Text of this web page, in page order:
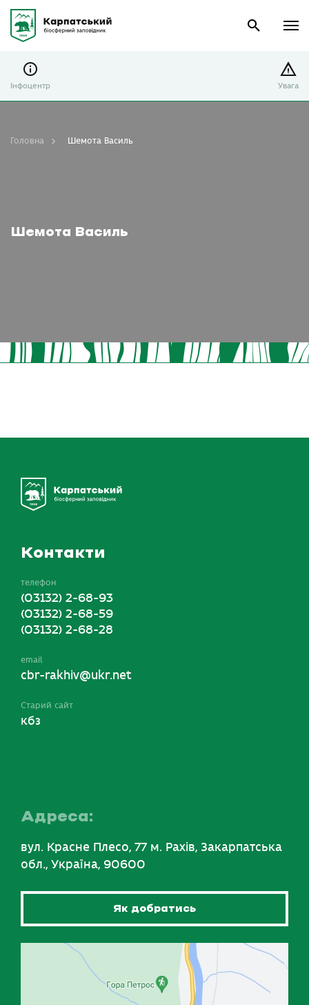
Інфоцентр Увага
Шемота Василь
Головна Шемота Василь
Контакти
телефон
(03132) 2-68-93
(03132) 2-68-59
(03132) 2-68-28
email
cbr-rakhiv@ukr.net
Старий сайт
кбз
Адреса:
вул. Красне Плесо, 77 м. Рахів, Закарпатська
обл., Україна, 90600
Як добратись